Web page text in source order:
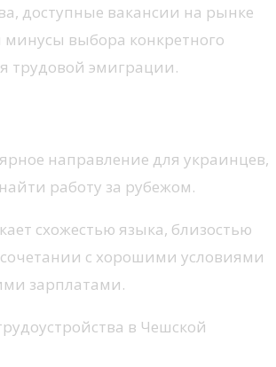
доступные вакансии на рынке
выбора конкретного
трудовой эмиграции.
направление для украинцев,
работу за рубежом.
схожестью языка, близостью
с хорошими условиями
зарплатами.
в Чешской